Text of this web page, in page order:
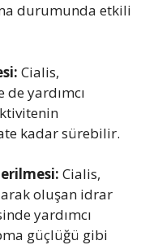
durumunda etkili
Cialis,
yardımcı
kadar sürebilir.
Cialis,
oluşan idrar
yardımcı
güçlüğü gibi